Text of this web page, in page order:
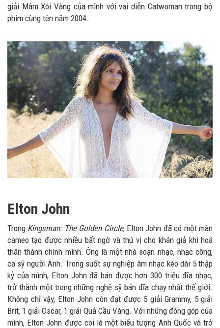
giải Mâm Xôi Vàng của mình với vai diễn Catwoman trong bộ
phim cùng tên năm 2004.
Elton John
Trong Kingsman: The Golden Circle, Elton John đã có một màn
cameo tạo được nhiều bất ngờ và thú vị cho khán giả khi hoá
thân thành chính mình. Ông là một nhà soạn nhạc, nhạc công,
ca sỹ người Anh. Trong suốt sự nghiệp âm nhạc kéo dài 5 thập
kỷ của mình, Elton John đã bán được hơn 300 triệu đĩa nhạc,
trở thành một trong những nghệ sỹ bán đĩa chạy nhất thế giới.
Không chỉ vậy, Elton John còn đạt được 5 giải Grammy, 5 giải
Brit, 1 giải Oscar, 1 giải Quả Cầu Vàng. Với những đóng góp của
mình, Elton John được coi là một biểu tượng Anh Quốc và trở